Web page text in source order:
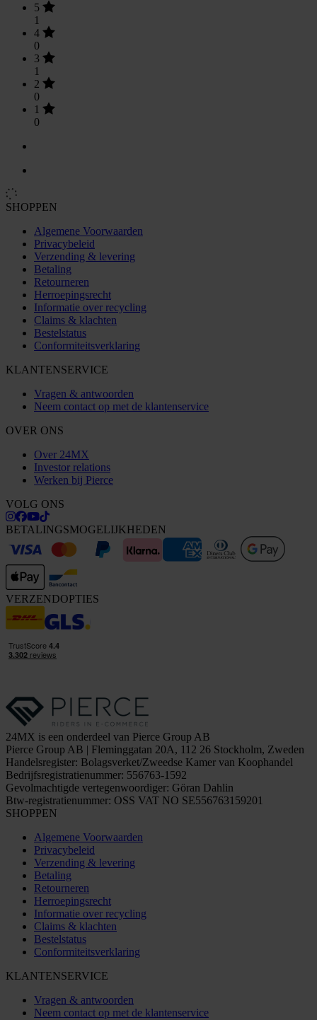
5
1
4
0
3
1
2
0
1
0
SHOPPEN
Algemene Voorwaarden
Privacybeleid
Verzending & levering
Betaling
Retourneren
Herroepingsrecht
Informatie over recycling
Claims & klachten
Bestelstatus
Conformiteitsverklaring
KLANTENSERVICE
Vragen & antwoorden
Neem contact op met de klantenservice
OVER ONS
Over 24MX
Investor relations
Werken bij Pierce
VOLG ONS
BETALINGSMOGELIJKHEDEN
VERZENDOPTIES
24MX is een onderdeel van Pierce Group AB
Pierce Group AB | Fleminggatan 20A, 112 26 Stockholm, Zweden
Handelsregister: Bolagsverket/Zweedse Kamer van Koophandel
Bedrijfsregistratienummer: 556763-1592
Gevolmachtigde vertegenwoordiger: Göran Dahlin
Btw-registratienummer: OSS VAT NO SE556763159201
SHOPPEN
Algemene Voorwaarden
Privacybeleid
Verzending & levering
Betaling
Retourneren
Herroepingsrecht
Informatie over recycling
Claims & klachten
Bestelstatus
Conformiteitsverklaring
KLANTENSERVICE
Vragen & antwoorden
Neem contact op met de klantenservice